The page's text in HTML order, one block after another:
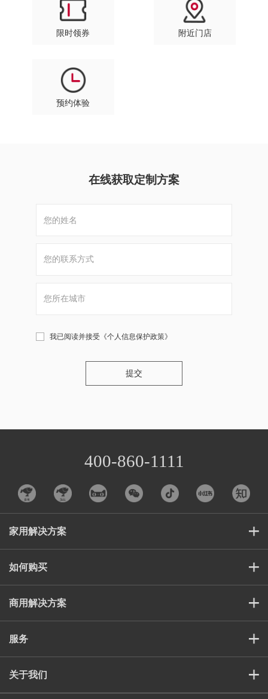
限时领券 附近门店
预约体验
在线获取定制方案
我已阅读并接受 《个人信息保护政策》
提交
400-860-1111
家用解决方案
如何购买
商用解决方案
服务
关于我们